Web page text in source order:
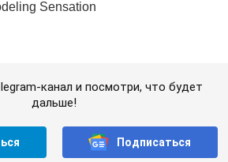
канал и посмотри, что будет
дальше!
Подписаться